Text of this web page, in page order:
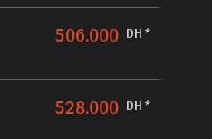
506.000 DH *
528.000 DH *